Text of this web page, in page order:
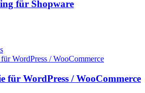
für Shopware
für WordPress / WooCommerce